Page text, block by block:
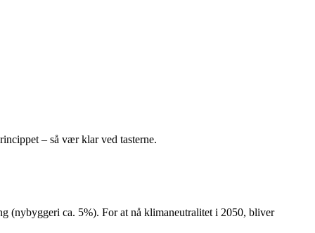
– så vær klar ved tasterne.
(nybyggeri ca. 5%). For at nå klimaneutralitet i 2050, bliver